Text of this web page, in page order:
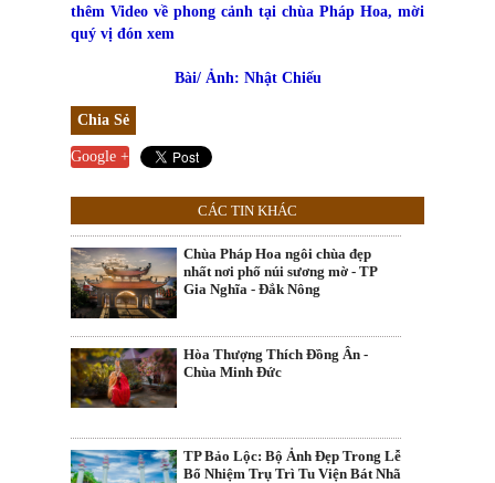
thêm Video về phong cảnh tại chùa Pháp Hoa, mời
quý vị đón xem
Bài/ Ảnh: Nhật Chiếu
Chia Sẻ
Google +
CÁC TIN KHÁC
Chùa Pháp Hoa ngôi chùa đẹp
nhất nơi phố núi sương mờ - TP
Gia Nghĩa - Đắk Nông
Hòa Thượng Thích Đồng Ân -
Chùa Minh Đức
TP Bảo Lộc: Bộ Ảnh Đẹp Trong Lễ
Bổ Nhiệm Trụ Trì Tu Viện Bát Nhã